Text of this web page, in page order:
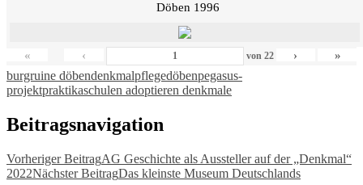
Döben 1996
« ‹ von 22 › »
burgruine döbendenkmalpflegedöbenpegasus-
projektpraktikaschulen adoptieren denkmale
Beitragsnavigation
Vorheriger BeitragAG Geschichte als Aussteller auf der „Denkmal“
2022Nächster BeitragDas kleinste Museum Deutschlands